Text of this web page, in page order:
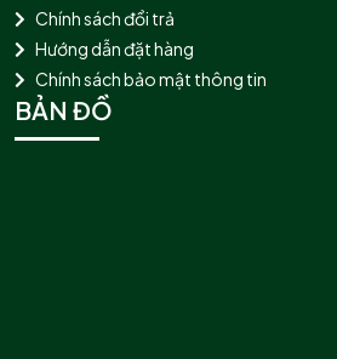
Chính sách đổi trả
Hướng dẫn đặt hàng
Chính sách bảo mật thông tin
BẢN ĐỒ